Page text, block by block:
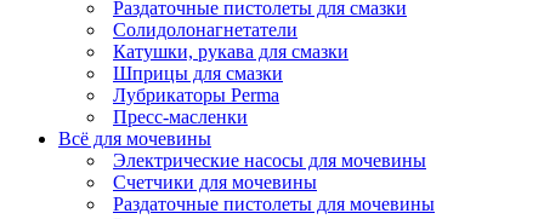
Раздаточные пистолеты для смазки
Солидолонагнетатели
Катушки, рукава для смазки
Шприцы для смазки
Лубрикаторы Perma
Пресс-масленки
Всё для мочевины
Электрические насосы для мочевины
Счетчики для мочевины
Раздаточные пистолеты для мочевины